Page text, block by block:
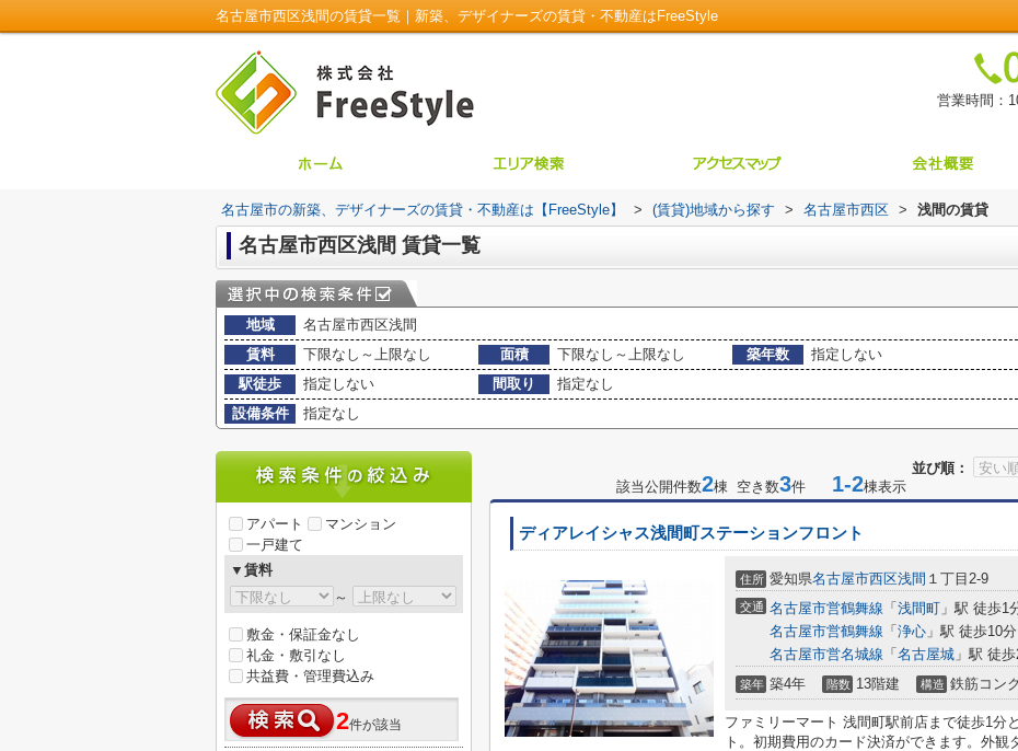
名古屋市西区浅間の賃貸一覧｜新築、デザイナーズの賃貸・不動産はFreeStyle
営業時間：
名古屋市の新築、デザイナーズの賃貸・不動産は【FreeStyle】 > (賃貸)地域から探す > 名古屋市西区 > 浅間の賃貸
名古屋市西区浅間 賃貸一覧
地域
名古屋市西区浅間
賃料
下限なし～上限なし 面積 下限なし～上限なし 築年数
指定しない
駅徒歩
指定しない 間取り
指定なし
設備条件
指定なし
並び順：
該当公開件数2棟 空き数3件 1-2棟表示
ディアレイシャス浅間町ステーションフロント
住所 愛知県名古屋市西区浅間 １丁目2-9
交通 名古屋市営鶴舞線 「 浅間町 」駅 徒歩1
名古屋市営鶴舞線 「 浄心 」駅 徒歩10分
名古屋市営名城線 「 名古屋城 」駅 徒
築年 築4年 階数 13階建 構造 鉄筋コン
ファミリーマート 浅間町駅前店まで徒歩1分
ト。初期費用のカード決済ができます。外
アパート
マンション
一戸建て
▼賃料
～
敷金・保証金なし
礼金・敷引なし
共益費・管理費込み
2件が該当